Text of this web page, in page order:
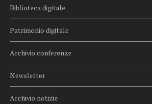
Biblioteca digitale
Patrimonio digitale
Archivio conferenze
Newsletter
Archivio notizie